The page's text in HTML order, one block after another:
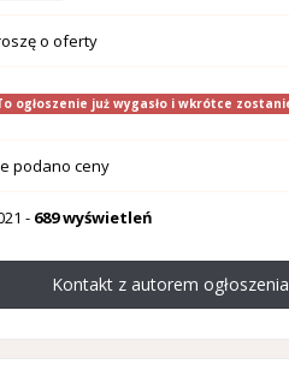
o oferty
ogłoszenie już wygasło i wkrótce
podano ceny
- 689 wyświetleń
Kontakt z autorem ogłoszenia